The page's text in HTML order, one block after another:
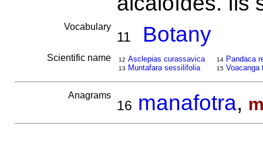
Vocabulary
11 Botany
Scientific name 12 Asclepias curassavica
13 Muntafara sessilifolia
14 Pandaca
15 Voacanga
Anagrams
16 manafotra,